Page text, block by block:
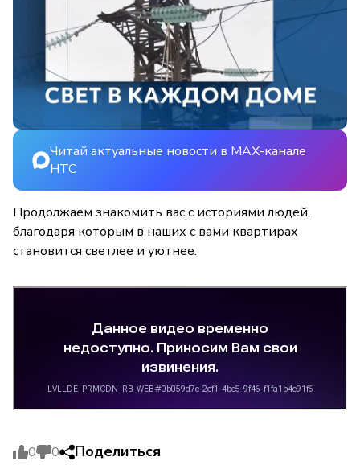
Читай актуальные новости в MAX-канале
НТС
Продолжаем знакомить вас с историями людей,
благодаря которым в наших с вами квартирах
становится светлее и уютнее.
0 0 Поделиться